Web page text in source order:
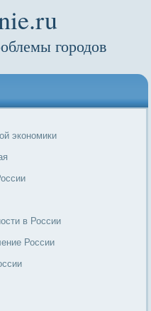
городов
экономики
в России
России